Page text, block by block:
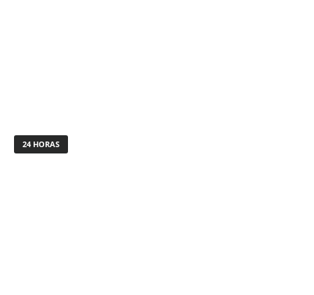
24 HORAS